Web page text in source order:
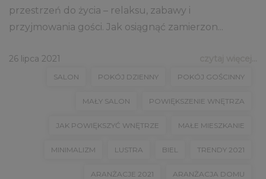
przestrzeń do życia – relaksu, zabawy i
przyjmowania gości. Jak osiągnąć zamierzon...
26 lipca 2021
SALON POKÓJ DZIENNY POKÓJ GOŚCINNY
MAŁY SALON POWIĘKSZENIE WNĘTRZA
JAK POWIĘKSZYĆ WNĘTRZE MAŁE MIESZKANIE
MINIMALIZM LUSTRA BIEL TRENDY 2021
ARANŻACJE 2021 ARANŻACJA DOMU